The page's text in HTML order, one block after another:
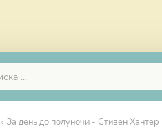
» За день до полуночи - Стивен Хантер